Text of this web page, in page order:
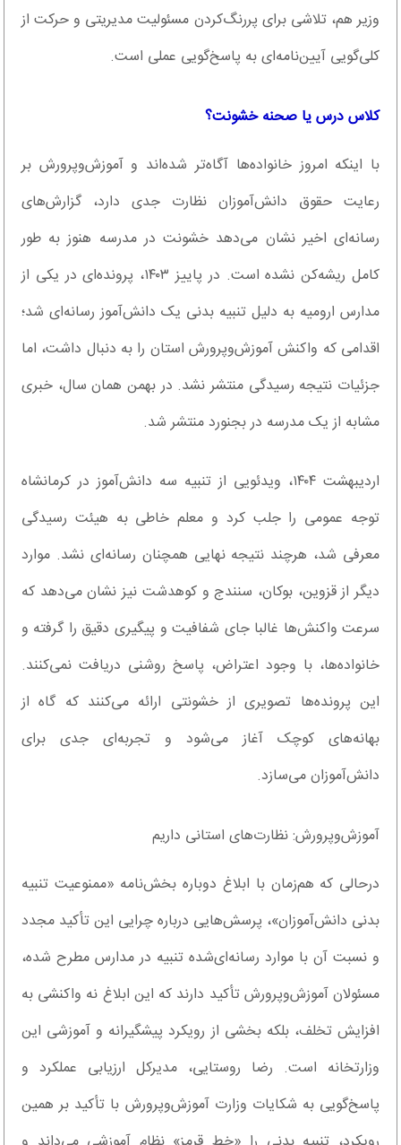
وزیر هم، تلاشی برای پررنگ‌کردن مسئولیت مدیریتی و حرکت از
کلی‌گویی آیین‌نامه‌ای به پاسخ‌گویی عملی است.
کلاس درس یا صحنه خشونت؟
با اینکه امروز خانواده‌ها آگاه‌تر شده‌اند و آموزش‌وپرورش بر
رعایت حقوق دانش‌آموزان نظارت جدی دارد، گزارش‌های
رسانه‌ای اخیر نشان می‌دهد خشونت در مدرسه هنوز به طور
کامل ریشه‌کن نشده است. در پاییز ۱۴۰۳، پرونده‌ای در یکی از
مدارس ارومیه به دلیل تنبیه بدنی یک دانش‌آموز رسانه‌ای شد؛
اقدامی که واکنش آموزش‌وپرورش استان را به دنبال داشت، اما
جزئیات نتیجه رسیدگی منتشر نشد. در بهمن همان سال، خبری
مشابه از یک مدرسه در بجنورد منتشر شد.
اردیبهشت ۱۴۰۴، ویدئویی از تنبیه سه دانش‌آموز در کرمانشاه
توجه عمومی را جلب کرد و معلم خاطی به هیئت رسیدگی
معرفی شد، هرچند نتیجه نهایی همچنان رسانه‌ای نشد. موارد
دیگر از قزوین، بوکان، سنندج و کوهدشت نیز نشان می‌دهد که
سرعت واکنش‌ها غالبا جای شفافیت و پیگیری دقیق را گرفته و
خانواده‌ها، با وجود اعتراض، پاسخ روشنی دریافت نمی‌کنند.
این پرونده‌ها تصویری از خشونتی ارائه می‌کنند که گاه از
بهانه‌های کوچک آغاز می‌شود و تجربه‌ای جدی برای
دانش‌آموزان می‌سازد.
آموزش‌وپرورش: نظارت‌های استانی داریم
درحالی که هم‌زمان با ابلاغ دوباره بخش‌نامه «ممنوعیت تنبیه
بدنی دانش‌آموزان»، پرسش‌هایی درباره چرایی این تأکید مجدد
و نسبت آن با موارد رسانه‌ای‌شده تنبیه در مدارس مطرح شده،
مسئولان آموزش‌وپرورش تأکید دارند که این ابلاغ نه واکنشی به
افزایش تخلف، بلکه بخشی از رویکرد پیشگیرانه و آموزشی این
وزارتخانه است. رضا روستایی، مدیرکل ارزیابی عملکرد و
پاسخ‌گویی به شکایات وزارت آموزش‌وپرورش با تأکید بر همین